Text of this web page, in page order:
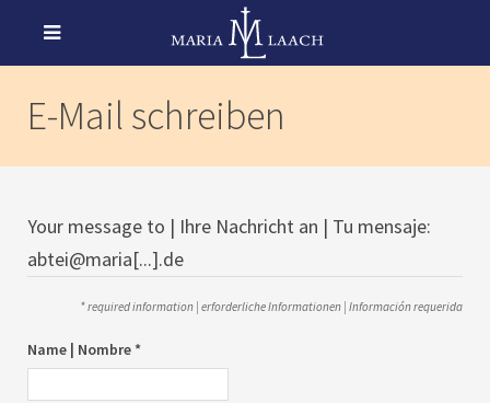
E-Mail schreiben
Your message to | Ihre Nachricht an | Tu mensaje:
abtei@maria[...].de
* required information | erforderliche Informationen | Información requerida
Name | Nombre *